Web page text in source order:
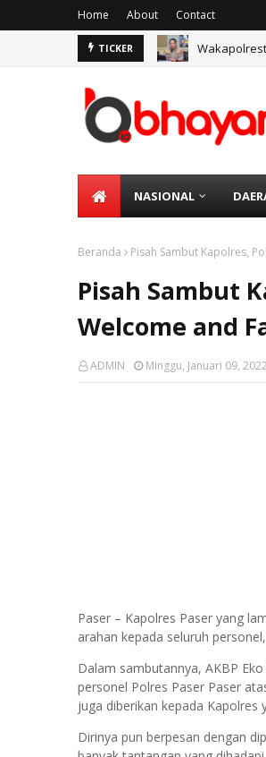
Home About Contact
TICKER
NASIONAL
Beranda Pisah Sambut Kapolres,
Pisah Sambut
Welcome and
ADMIN Minggu, Januari 09, 2022
Paser – Kapolres Paser yang
arahan kepada seluruh
Dalam sambutannya, AKBP
personel Polres Paser Paser
juga diberikan kepada Kapolres
Dirinya pun berpesan dengan